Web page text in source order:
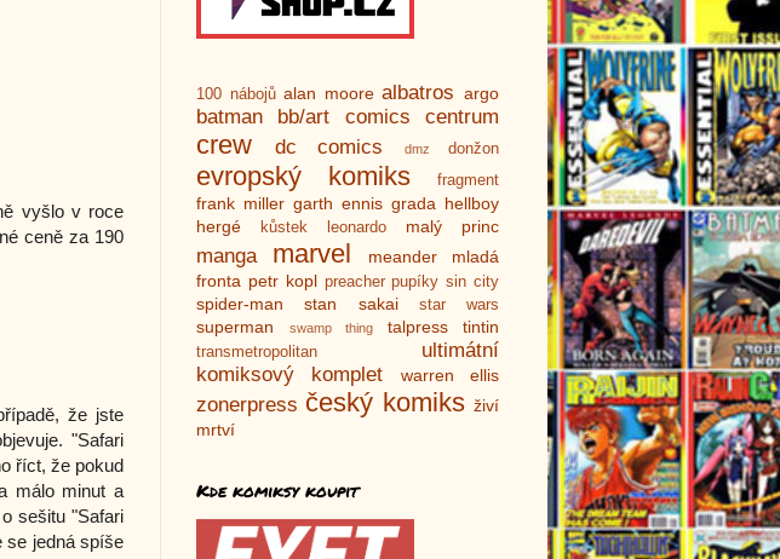
vyšlo v roce
ceně za 190
že jste
"Safari
říct, že pokud
málo minut a
sešitu "Safari
se jedná spíše
100 nábojů alan moore albatros argo
batman bb/art comics centrum
crew dc comics dmz donžon
evropský komiks fragment
frank miller garth ennis grada hellboy
hergé
kůstek leonardo malý princ
manga marvel meander
mladá
fronta petr kopl preacher pupíky sin city
spider-man stan sakai star wars
superman swamp thing talpress tintin
transmetropolitan
ultimátní
komiksový komplet
warren ellis
zonerpress český komiks živí
mrtví
Kde komiksy koupit